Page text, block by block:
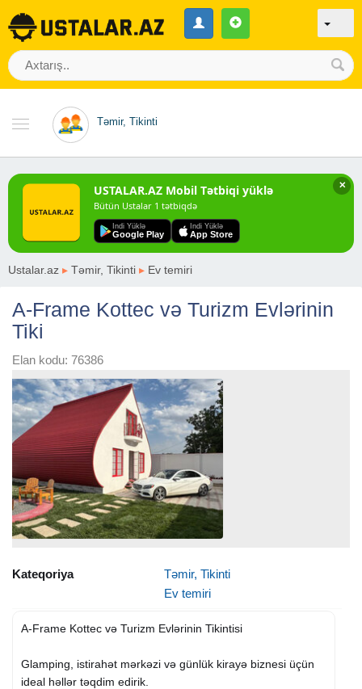
Təmir, Tikinti
✕
USTALAR.AZ Mobil Tətbiqi yüklə
Bütün Ustalar 1 tətbiqdə
Indi Yüklə
Google Play
Indi Yüklə
App Store
Ustalar.az ▸ Təmir, Tikinti ▸ Ev temiri
A-Frame Kottec və Turizm Evlərinin
Tiki
Elan kodu: 76386
Kateqoriya
Təmir, Tikinti
Ev temiri
A-Frame Kottec və Turizm Evlərinin Tikintisi
Glamping, istirahət mərkəzi və günlük kirayə biznesi üçün
ideal həllər təqdim edirik.